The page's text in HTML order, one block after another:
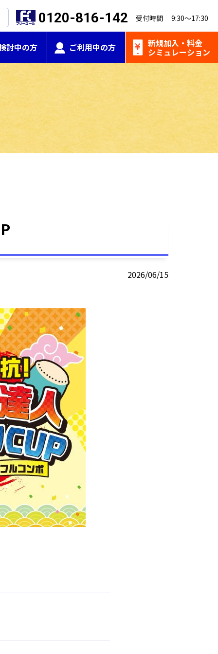
新規加入・ 料金
シミュレーション
0120-816-142 受付時間 9:30～17:30
討中の方 ご利用中の方
2026/06/15